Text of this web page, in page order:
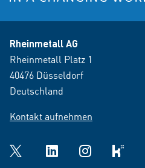
Rheinmetall AG
Rheinmetall Platz 1
40476 Düsseldorf
Deutschland
Kontakt aufnehmen
Twitter LinkedInInstagramkununu